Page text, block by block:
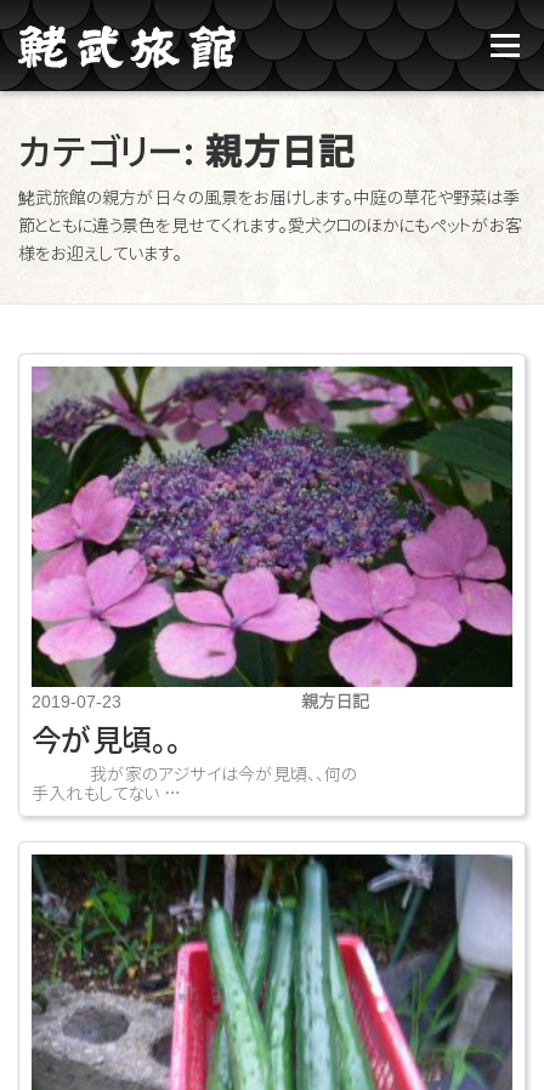
コンテンツへスキップ
メニュー
鮱武旅館のご紹介 牛タン焼たあ坊
ブログ記事一覧 お問い合わせ ご予約
カテゴリー: 親方日記
鮱武旅館の親方が日々の風景をお届けします。中庭の草花や野菜は季
節とともに違う景色を見せてくれます。愛犬クロのほかにもペットがお客
様をお迎えしています。
親方日記
2019-07-23
今が見頃。。
我が家のアジサイは今が見頃、、何の
手入れもしてない …